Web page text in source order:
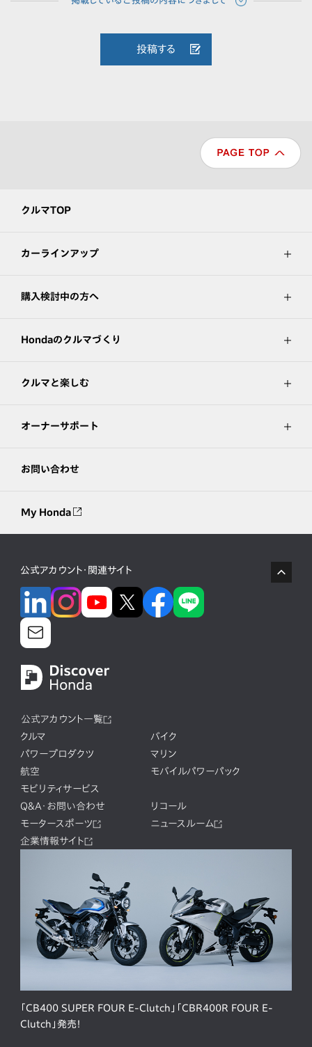
投稿する
クルマTOP
カーラインアップ
購入検討中の方へ
Hondaのクルマづくり
クルマと楽しむ
オーナーサポート
お問い合わせ
My Honda
公式アカウント・関連サイト
公式アカウント一覧
クルマ
バイク
パワープロダクツ
マリン
航空
モバイルパワーパック
モビリティサービス
Q&A・お問い合わせ
リコール
モータースポーツ
ニュースルーム
企業情報サイト
「CB400 SUPER FOUR E-Clutch」「CBR400R FOUR E-
Clutch」発売！